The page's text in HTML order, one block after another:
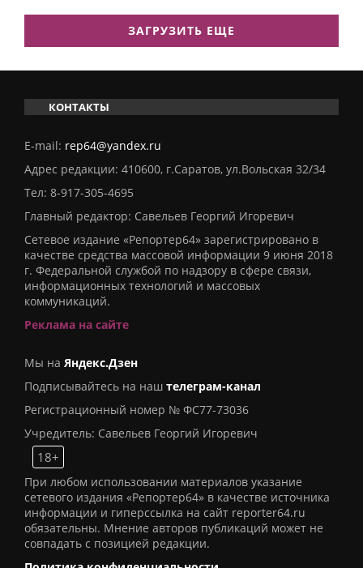
ЗАГРУЗИТЬ ЕЩЕ
КОНТАКТЫ
E-mail: rep64@yandex.ru
Адрес редакции: 410600, г.Саратов, ул.Вольская 32/34
Тел: 8-917-305-4695
Главный редактор: Савельев Георгий Игоревич
Сетевое издание «Репортер64» зарегистрировано в
качестве средства массовой информации 9 июня 2018
г. Федеральной службой по надзору в сфере связи,
информационных технологий и массовых
коммуникаций.
Реклама на сайте
Мы на Яндекс.Дзен
Подписывайтесь на наш телеграм-канал
Регистрационный номер № ФС77-73036
Учредитель: Савельев Георгий Игоревич
18+
При любом использовании материалов указание
сетевого издания «Репортер64» в качестве источника
информации и гиперссылка на сайт reporter64.ru
обязательны. Мнение авторов публикаций может не
совпадать с позицией редакции.